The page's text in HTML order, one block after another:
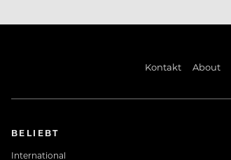
Kontakt About
BELIEBT
International